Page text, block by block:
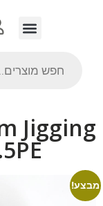
Jigging
מבצע!